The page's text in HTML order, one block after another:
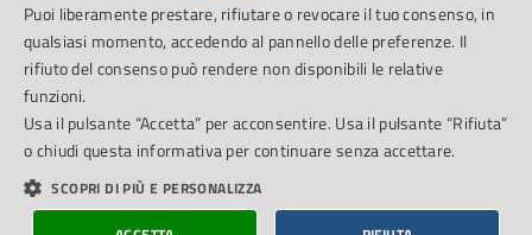
SEGUICI SU
FacebookInstagramFeed RSS
Cookie Policy
Credits
Dichiarazione di accessibilità
Obiettivi accessibilità
Puoi liberamente prestare, rifiutare o revocare il tuo consenso, in
qualsiasi momento, accedendo al pannello delle preferenze. Il
rifiuto del consenso può rendere non disponibili le relative
funzioni.
Usa il pulsante “Accetta” per acconsentire. Usa il pulsante “Rifiuta”
o chiudi questa informativa per continuare senza accettare.
SCOPRI DI PIÙ E PERSONALIZZA